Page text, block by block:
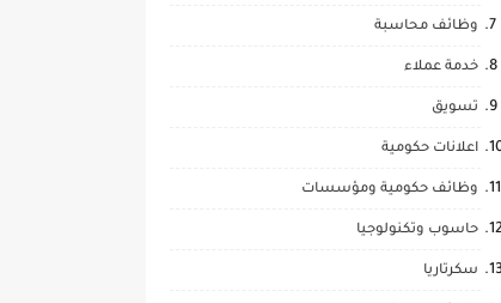
وظائف محاسبة
خدمة عملاء
تسويق
اعلانات حكومية
وظائف حكومية ومؤسسات
حاسوب وتكنولوجيا
سكرتاريا